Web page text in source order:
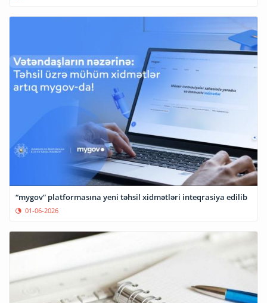
“mygov” platformasına yeni təhsil xidmətləri inteqrasiya edilib
01-06-2026